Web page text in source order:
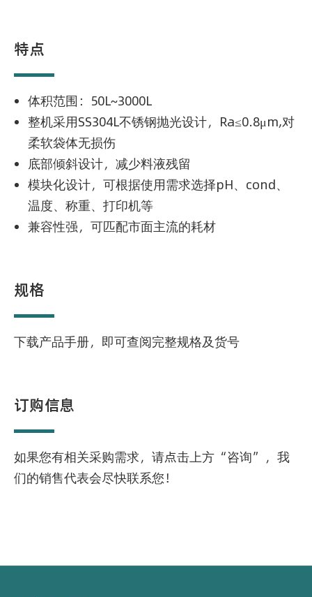
特点
体积范围：50L~3000L
整机采用SS304L不锈钢抛光设计，Ra≤0.8μm,对
柔软袋体无损伤
底部倾斜设计，减少料液残留
模块化设计，可根据使用需求选择pH、cond、
温度、称重、打印机等
兼容性强，可匹配市面主流的耗材
规格
下载产品手册，即可查阅完整规格及货号
订购信息
如果您有相关采购需求，请点击上方“咨询”，我
们的销售代表会尽快联系您！